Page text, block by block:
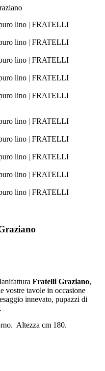
Fratelli Graziano,
vostre tavole in occasione
innevato, pupazzi di
Altezza cm 180.